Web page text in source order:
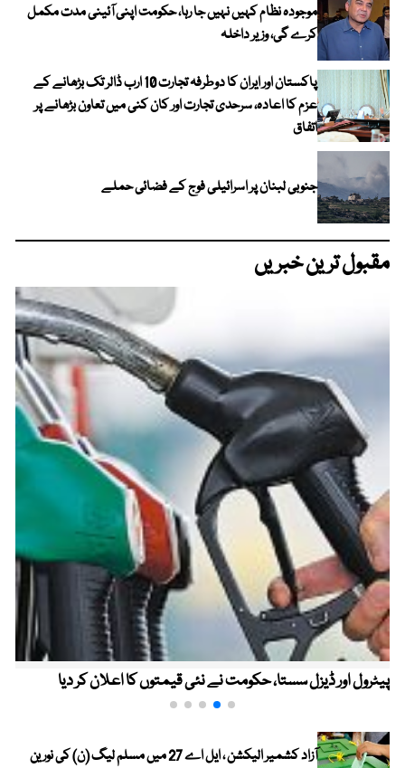
موجودہ نظام کہیں نہیں جا رہا، حکومت اپنی آئینی مدت مکمل
کرے گی، وزیر داخلہ
پاکستان اور ایران کا دوطرفہ تجارت 10 ارب ڈالر تک بڑھانے کے
عزم کا اعادہ، سرحدی تجارت اور کان کنی میں تعاون بڑھانے پر
اتفاق
جنوبی لبنان پر اسرائیلی فوج کے فضائی حملے
مقبول ترین خبریں
پیٹرول اور ڈیزل سستا، حکومت نے نئی قیمتوں کا اعلان کر دیا
آزاد کشمیر الیکشن ، ایل اے 27 میں مسلم لیگ (ن) کی نورین